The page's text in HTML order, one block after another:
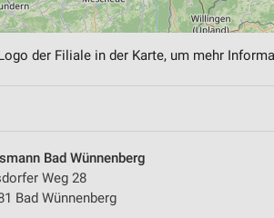
der Filiale in der Karte, um mehr
Bad Wünnenberg
Weg 28
Bad Wünnenberg